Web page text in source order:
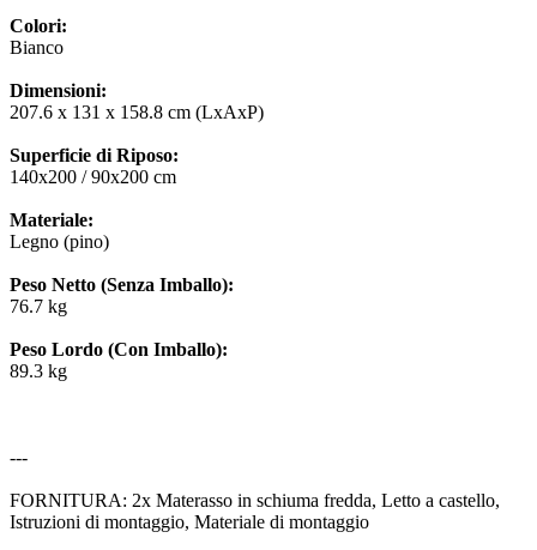
Colori:
Bianco
Dimensioni:
207.6 x 131 x 158.8 cm (LxAxP)
Superficie di Riposo:
140x200 / 90x200 cm
Materiale:
Legno (pino)
Peso Netto (Senza Imballo):
76.7 kg
Peso Lordo (Con Imballo):
89.3 kg
---
FORNITURA: 2x Materasso in schiuma fredda, Letto a castello,
Istruzioni di montaggio, Materiale di montaggio